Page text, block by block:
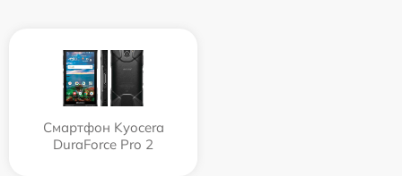
Смартфон Kyocera
DuraForce Pro 2